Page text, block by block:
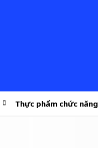
Thực phẩm chức năng